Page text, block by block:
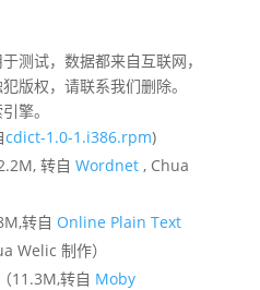
测试，数据都来自互联网，
版权，请联系我们删除。
擎。
cdict-1.0-1.i386.rpm)
转自 Wordnet , Chua
转自 Online Plain Text
Welic 制作）
11.3M,转自 Moby